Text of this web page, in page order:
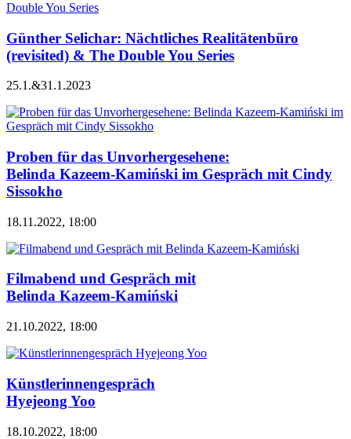
Günther Selichar: Nächtliches Realitätenbüro
(revisited) & The Double You Series
25.1.&31.1.2023
Proben für das Unvorhergesehene:
Belinda Kazeem-Kamiński im Gespräch mit Cindy
Sissokho
18.11.2022, 18:00
Filmabend und Gespräch mit
Belinda Kazeem-Kamiński
21.10.2022, 18:00
Künstlerinnengespräch
Hyejeong Yoo
18.10.2022, 18:00